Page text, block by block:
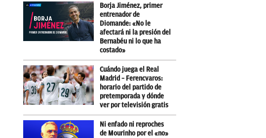
Borja Jiménez, primer
entrenador de
Diomande: «No le
afectará ni la presión del
Bernabéu ni lo que ha
costado»
Cuándo juega el Real
Madrid – Ferencvaros:
horario del partido de
pretemporada y dónde
ver por televisión gratis
Ni enfado ni reproches
de Mourinho por el «no»